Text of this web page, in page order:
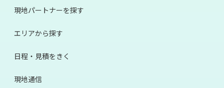
現地パートナーを探す
エリアから探す
日程・見積をきく
現地通信